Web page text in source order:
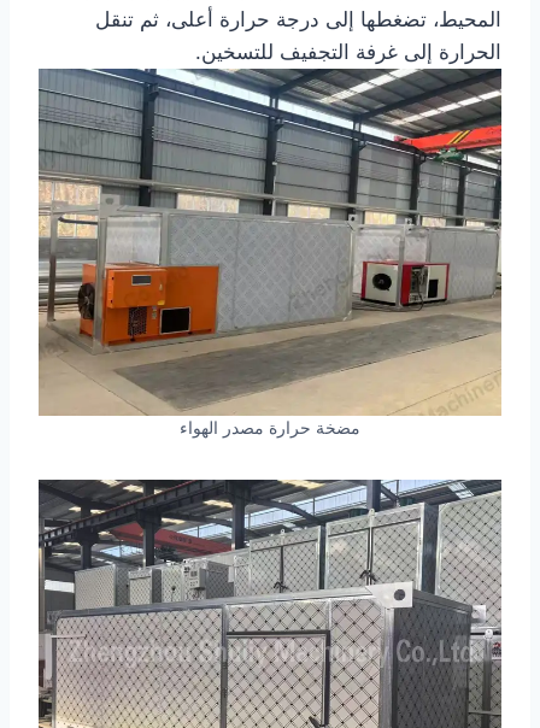
المحيط، تضغطها إلى درجة حرارة أعلى، ثم تنقل
الحرارة إلى غرفة التجفيف للتسخين.
مضخة حرارة مصدر الهواء